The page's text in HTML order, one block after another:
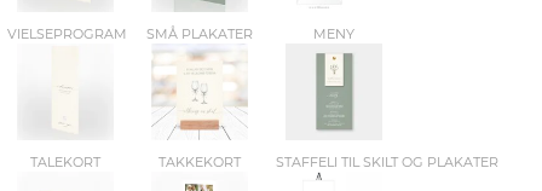
VIELSEPROGRAM SMÅ PLAKATER MENY
TALEKORT TAKKEKORT STAFFELI TIL SKILT OG PLAKATER